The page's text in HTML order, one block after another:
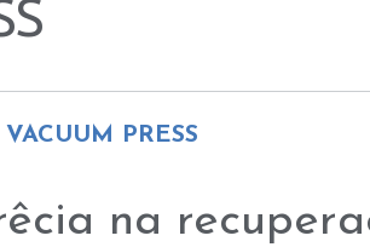
PRESS
na